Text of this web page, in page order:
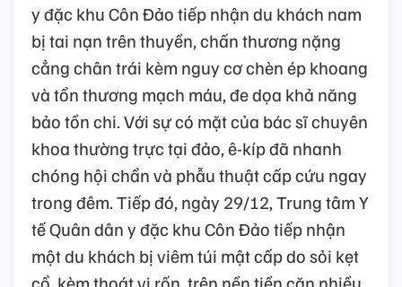
y đặc khu Côn Đảo tiếp nhận du khách nam
bị tai nạn trên thuyền, chấn thương nặng
cẳng chân trái kèm nguy cơ chèn ép khoang
và tổn thương mạch máu, đe dọa khả năng
bảo tồn chi. Với sự có mặt của bác sĩ chuyên
khoa thường trực tại đảo, ê-kíp đã nhanh
chóng hội chẩn và phẫu thuật cấp cứu ngay
trong đêm. Tiếp đó, ngày 29/12, Trung tâm Y
tế Quân dân y đặc khu Côn Đảo tiếp nhận
một du khách bị viêm túi mật cấp do sỏi kẹt
cổ, kèm thoát vị rốn, trên nền tiền căn nhiều